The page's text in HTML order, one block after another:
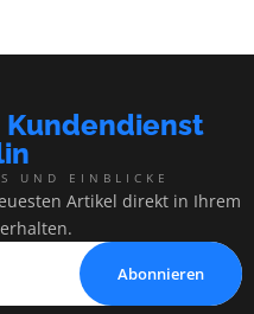
Kundendienst
UND EINBLICKE
Artikel direkt in Ihrem
Abonnieren